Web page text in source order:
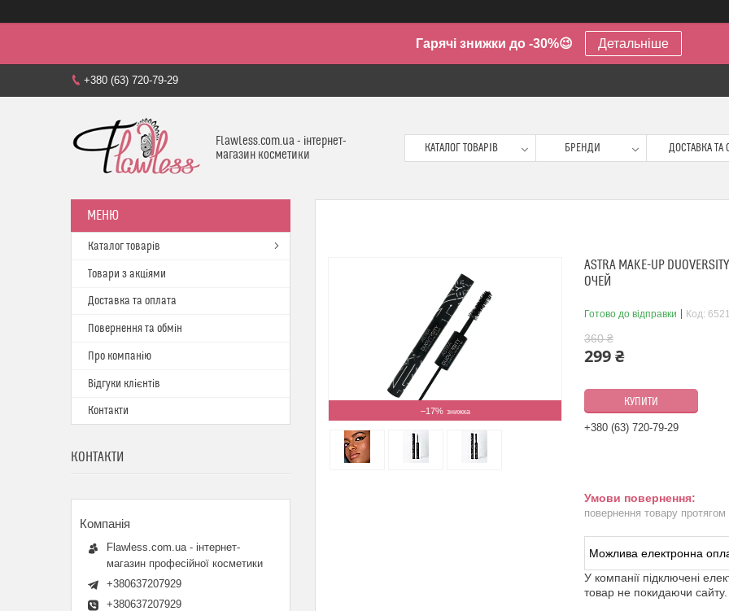
Гарячі знижки до -30%😉 Детальніше
+380 (63) 720-79-29
Flawless.com.ua - інтернет-
магазин косметики
КАТАЛОГ ТОВАРІВ БРЕНДИ ДОСТАВКА ТА
–17%
ASTRA MAKE-UP
ОЧЕЙ
Готово до відправки Код:
360 ₴
299 ₴
КУПИТИ
+380 (63) 720-79-29
повернення товару
У компанії підключені
товар не покидаючи сайту.
Каталог товарів
Товари з акціями
Доставка та оплата
Повернення та обмін
Про компанію
Відгуки клієнтів
Контакти
КОНТАКТИ
Flawless.com.ua - інтернет-
магазин професійної косметики
+380637207929
+380637207929